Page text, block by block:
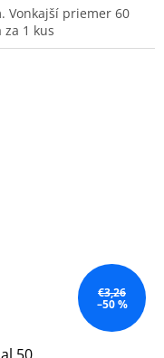
Vonkajší priemer 60
1 kus
€3,26
–50 %
50